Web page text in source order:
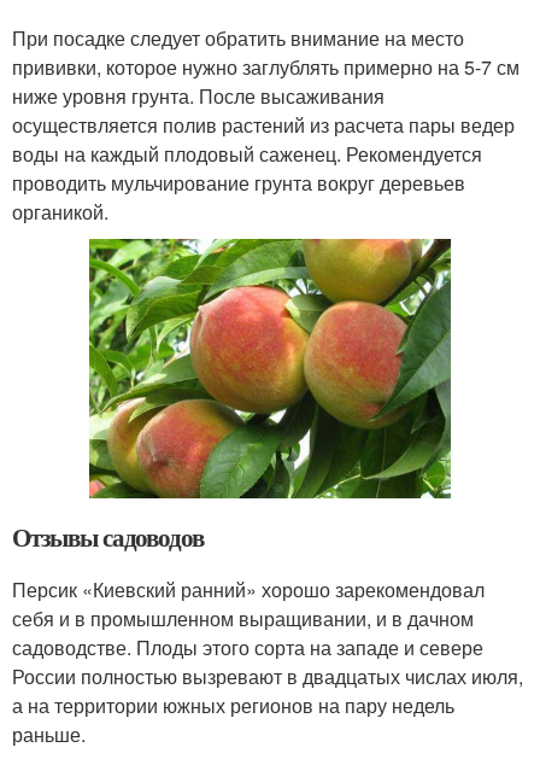
При посадке следует обратить внимание на место
прививки, которое нужно заглублять примерно на 5-7 см
ниже уровня грунта. После высаживания
осуществляется полив растений из расчета пары ведер
воды на каждый плодовый саженец. Рекомендуется
проводить мульчирование грунта вокруг деревьев
органикой.
Отзывы садоводов
Персик «Киевский ранний» хорошо зарекомендовал
себя и в промышленном выращивании, и в дачном
садоводстве. Плоды этого сорта на западе и севере
России полностью вызревают в двадцатых числах июля,
а на территории южных регионов на пару недель
раньше.